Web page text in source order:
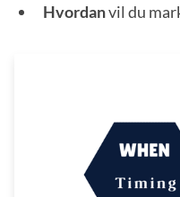
Hvordanvil du